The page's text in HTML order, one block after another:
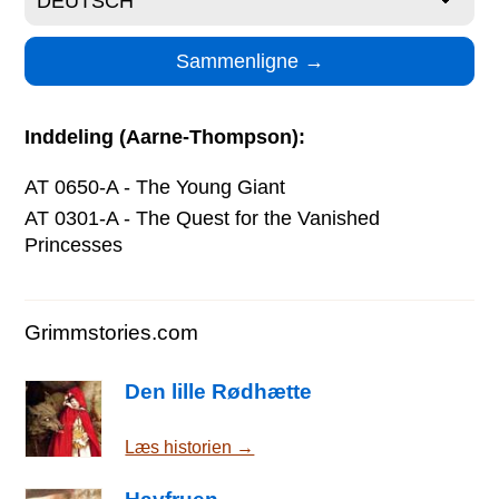
Inddeling (Aarne-Thompson):
AT 0650-A - The Young Giant
AT 0301-A - The Quest for the Vanished
Princesses
Grimmstories.com
Den lille Rødhætte
Læs historien →